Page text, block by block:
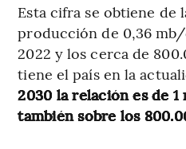
Esta cifra se obtiene de
producción de 0,36
2022 y los cerca de
tiene el país en la
2030 la relación es de
también sobre los